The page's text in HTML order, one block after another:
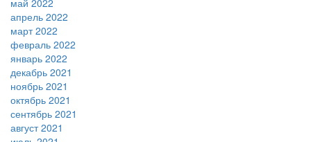
май 2022
апрель 2022
март 2022
февраль 2022
январь 2022
декабрь 2021
ноябрь 2021
октябрь 2021
сентябрь 2021
август 2021